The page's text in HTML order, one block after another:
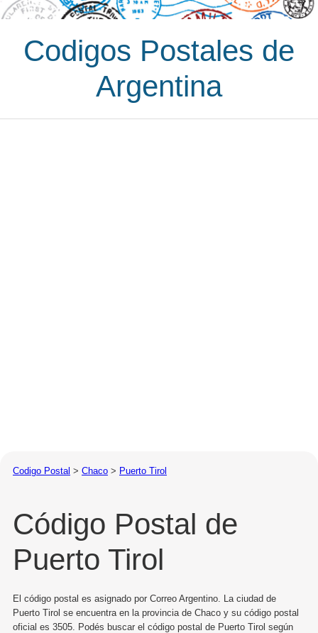
Codigos Postales de
Argentina
Codigo Postal > Chaco > Puerto Tirol
Código Postal de
Puerto Tirol
El código postal es asignado por Correo Argentino. La ciudad de
Puerto Tirol se encuentra en la provincia de Chaco y su código postal
oficial es 3505. Podés buscar el código postal de Puerto Tirol según